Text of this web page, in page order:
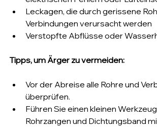
Leckagen, die durch gerissene
Verbindungen verursacht werden
Verstopfte Abflüsse oder
Tipps, um Ärger zu vermeiden:
Vor der Abreise alle Rohre und
überprüfen.
Führen Sie einen kleinen
Rohrzangen und Dichtungsband